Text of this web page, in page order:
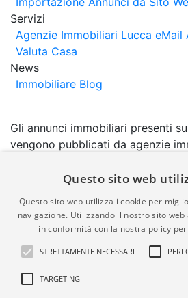
Servizi
Agenzie Immobiliari Lucca eMail
Valuta Casa
News
Immobiliare Blog
Gli annunci immobiliari presenti
vengono pubblicati da agenzie
comporta l'approvazione o
garanzia da parte di
quindi non è responsabile della
correttezza, della completezza,
materia di privacy e/o di alcun
suddetti annunci.
Questo sito web
Questo sito web utilizza i cookie per
navigazione. Utilizzando il nostro sito
in conformità con la nostra policy
STRETTAMENTE NECESSARI
TARGETING